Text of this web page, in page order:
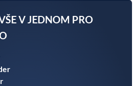
V JEDNOM PRO